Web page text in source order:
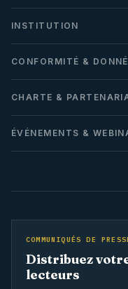
INSTITUTION
CONFORMITÉ &
CHARTE &
ÉVÉNEMENTS &
COMMUNIQUÉS DE
Distribuez
lecteurs